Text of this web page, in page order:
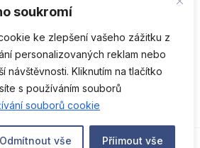
soukromí
ke zlepšení vašeho zážitku z
personalizovaných reklam nebo
návštěvnosti. Kliknutím na tlačítko
s používáním souborů
souborů cookie
Odmítnout vše Příimout vše
PŘIDAT DO KOŠÍKU
Historismus
Zlaté zrcadlo
9 500 Kč